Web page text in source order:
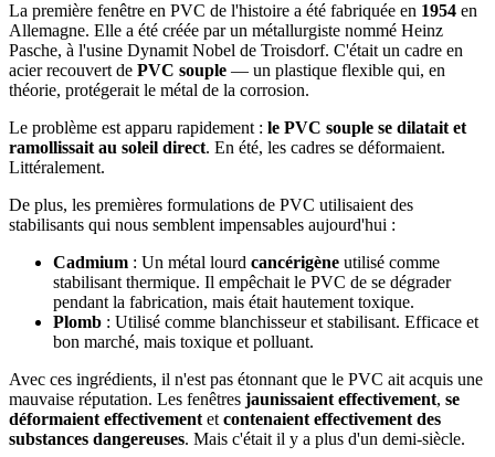
La première fenêtre en PVC de l'histoire a été fabriquée en 1954 en
Allemagne. Elle a été créée par un métallurgiste nommé Heinz
Pasche, à l'usine Dynamit Nobel de Troisdorf. C'était un cadre en
acier recouvert de PVC souple — un plastique flexible qui, en
théorie, protégerait le métal de la corrosion.
Le problème est apparu rapidement : le PVC souple se dilatait et
ramollissait au soleil direct. En été, les cadres se déformaient.
Littéralement.
De plus, les premières formulations de PVC utilisaient des
stabilisants qui nous semblent impensables aujourd'hui :
Cadmium : Un métal lourd cancérigène utilisé comme
stabilisant thermique. Il empêchait le PVC de se dégrader
pendant la fabrication, mais était hautement toxique.
Plomb : Utilisé comme blanchisseur et stabilisant. Efficace et
bon marché, mais toxique et polluant.
Avec ces ingrédients, il n'est pas étonnant que le PVC ait acquis une
mauvaise réputation. Les fenêtres jaunissaient effectivement, se
déformaient effectivement et contenaient effectivement des
substances dangereuses. Mais c'était il y a plus d'un demi-siècle.